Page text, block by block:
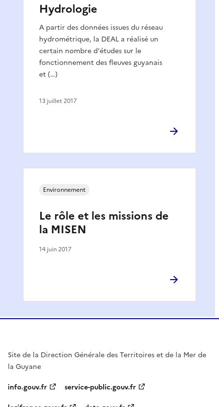
Hydrologie
A partir des données issues du réseau
hydrométrique, la DEAL a réalisé un
certain nombre d'études sur le
fonctionnement des fleuves guyanais
et (…)
13 juillet 2017
Le rôle et les missions de
la MISEN
Environnement
14 juin 2017
Site de la Direction Générale des Territoires et de la Mer de
la Guyane
info.gouv.fr
service-public.gouv.fr